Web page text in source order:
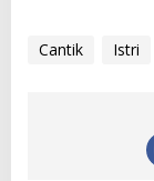
Cantik Istri